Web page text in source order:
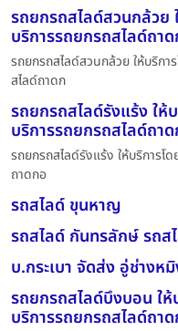
รถยกรถสไลด์สวนกล้วย
บริการรถยกรถสไลด์ถา
รถยกรถสไลด์สวนกล้วย ให้บริก
สไลด์ถาดก
รถยกรถสไลด์รังแร้ง ให้
บริการรถยกรถสไลด์ถา
รถยกรถสไลด์รังแร้ง ให้บริการ
ถาดกอ
รถสไลด์ ขุนหาญ
รถสไลด์ กันทรลักษ์ รถส
บ.กระเบา จัดส่ง อู่ช่างห
รถยกรถสไลด์บึงบอน ใ
บริการรถยกรถสไลด์ถา